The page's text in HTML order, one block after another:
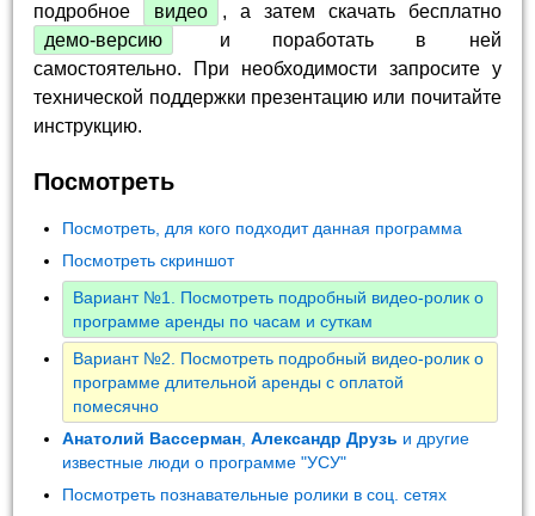
подробное
видео
, а затем скачать бесплатно
демо-версию
и поработать в ней
самостоятельно. При необходимости запросите у
технической поддержки презентацию или почитайте
инструкцию.
Посмотреть
Посмотреть, для кого подходит данная программа
Посмотреть скриншот
Вариант №1. Посмотреть подробный видео-ролик о
программе аренды по часам и суткам
Вариант №2. Посмотреть подробный видео-ролик о
программе длительной аренды с оплатой
помесячно
Анатолий Вассерман ,Александр Друзь и другие
известные люди о программе "УСУ"
Посмотреть познавательные ролики в соц. сетях